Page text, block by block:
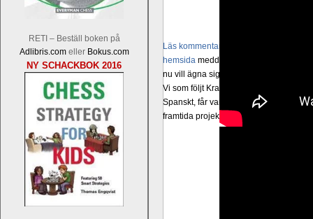
RETI – Beställ boken på
Adlibris.comeller Bokus.com
NY SCHACKBOK 2016
Läs kommentaren
hemsida meddelat att han avslutat sin
nu vill ägna sig åt att undervisa
Vi som följt Kramniks schackkarriär
Spanskt, får vara tacksamma och
framtida projekt.